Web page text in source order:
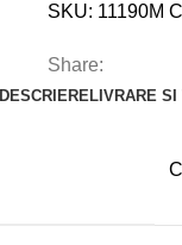
SKU: 11190M
Share:
DESCRIERELIVRARE SI